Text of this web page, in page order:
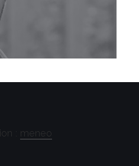
: meneo